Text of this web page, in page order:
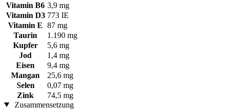
Vitamin B6 3,9 mg
Vitamin D3 773 IE
Vitamin E 87 mg
Taurin
1.190 mg
Kupfer
5,6 mg
Jod
1,4 mg
Eisen
9,4 mg
Mangan
25,6 mg
Selen
0,07 mg
Zink
74,5 mg
Zusammensetzung